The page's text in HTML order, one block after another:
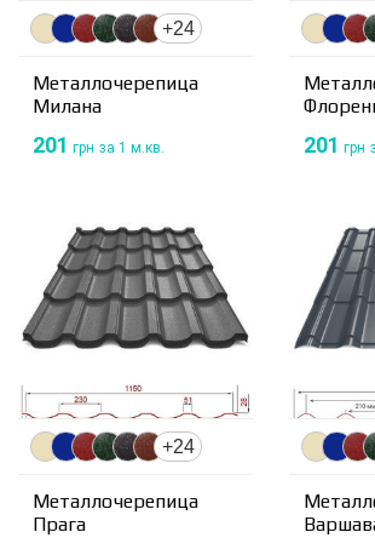
+24
Металлочерепица
Милана
201 грн за 1 м.кв. 201 грн
+24
Металлочерепица
Прага